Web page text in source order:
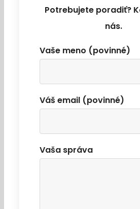
Potrebujete poradiť?
nás.
Vaše meno (povinné)
Váš email (povinné)
Vaša správa